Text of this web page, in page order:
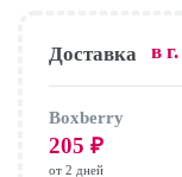
Доставка в г.
Boxberry
205 ₽
от 2 дней